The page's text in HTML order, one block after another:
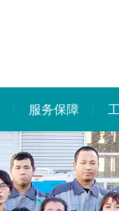
服务保障